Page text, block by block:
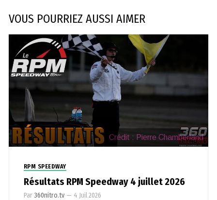
VOUS POURRIEZ AUSSI AIMER
Crédit : Pierre Chamberland
RPM SPEEDWAY
Résultats RPM Speedway 4 juillet 2026
Par360nitro.tv — 4 Juil 2026